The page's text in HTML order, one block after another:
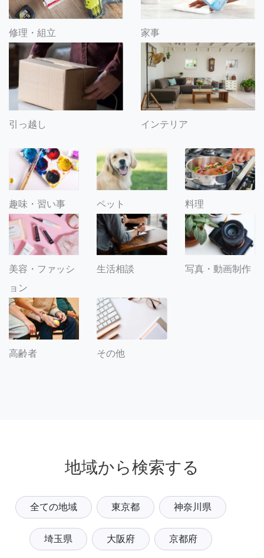
修理・組立 家事
引っ越し インテリア
趣味・習い事 ペット 料理
美容・ファッシ
ョン
生活相談 写真・動画制作
高齢者 その他
地域から検索する
全ての地域 東京都 神奈川県
埼玉県 大阪府 京都府